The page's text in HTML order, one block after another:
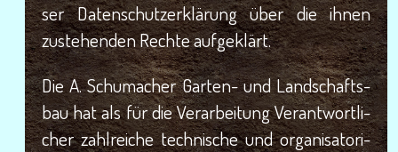
ser Daten­schutz­er­klä­rung über die ihnen
zuste­hen­den Rech­te aufgeklärt.
Die A. Schu­ma­cher Gar­ten- und Land­schafts­
bau hat als für die Ver­ar­bei­tung Ver­ant­wort­li­
cher zahl­rei­che tech­ni­sche und orga­ni­sa­to­ri­